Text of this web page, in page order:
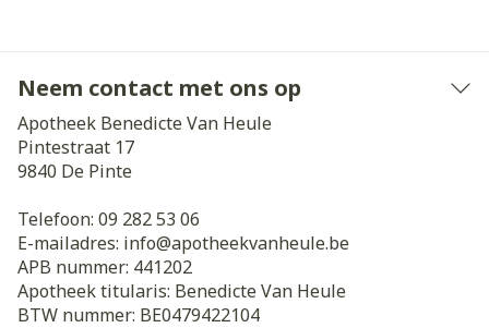
Neem contact met ons op
Apotheek Benedicte Van Heule
Pintestraat 17
9840 De Pinte
Telefoon: 09 282 53 06
E-mailadres: info@apotheekvanheule.be
APB nummer: 441202
Apotheek titularis: Benedicte Van Heule
BTW nummer: BE0479422104